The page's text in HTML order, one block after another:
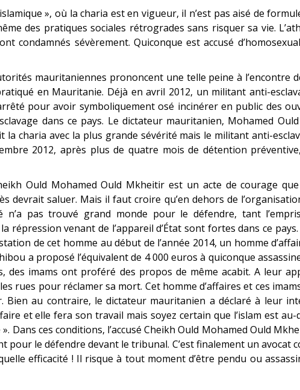
», où la charia est en vigueur, il n’est pas aisé de
des pratiques sociales rétrogrades sans risquer sa vie.
condamnés sévèrement. Quiconque est accusé
mauritaniennes prononcent une telle peine à l’encontre
en Mauritanie. Déjà en avril 2012, un militant anti-
pour avoir symboliquement osé incinérer en public des
dans ce pays. Le dictateur mauritanien, Mohamed
la charia avec la plus grande sévérité mais le militant anti-
2012, après plus de quatre mois de détention
Ould Mohamed Ould Mkheitir est un acte de courage
devrait saluer. Mais il faut croire qu’en dehors de
n’a pas trouvé grand monde pour le défendre, tant
répression venant de l’appareil d’État sont fortes dans ce
de cet homme au début de l’année 2014, un homme
a proposé l’équivalent de 4 000 euros à quiconque
des imams ont proféré des propos de même acabit. A leur
rues pour réclamer sa mort. Cet homme d’affaires et ces
Bien au contraire, le dictateur mauritanien a déclaré à leur
et elle fera son travail mais soyez certain que l’islam est au-
Dans ces conditions, l’accusé Cheikh Ould Mohamed Ould
pour le défendre devant le tribunal. C’est finalement un avocat
efficacité ! Il risque à tout moment d’être pendu ou